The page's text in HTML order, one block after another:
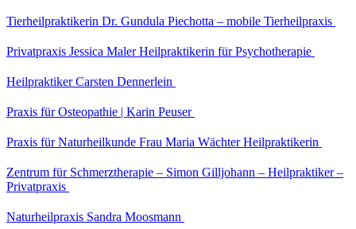
Tierheilpraktikerin Dr. Gundula Piechotta – mobile Tierheilpraxis
Privatpraxis Jessica Maler Heilpraktikerin für Psychotherapie
Heilpraktiker Carsten Dennerlein
Praxis für Osteopathie | Karin Peuser
Praxis für Naturheilkunde Frau Maria Wächter Heilpraktikerin
Zentrum für Schmerztherapie – Simon Gilljohann – Heilpraktiker –
Privatpraxis
Naturheilpraxis Sandra Moosmann